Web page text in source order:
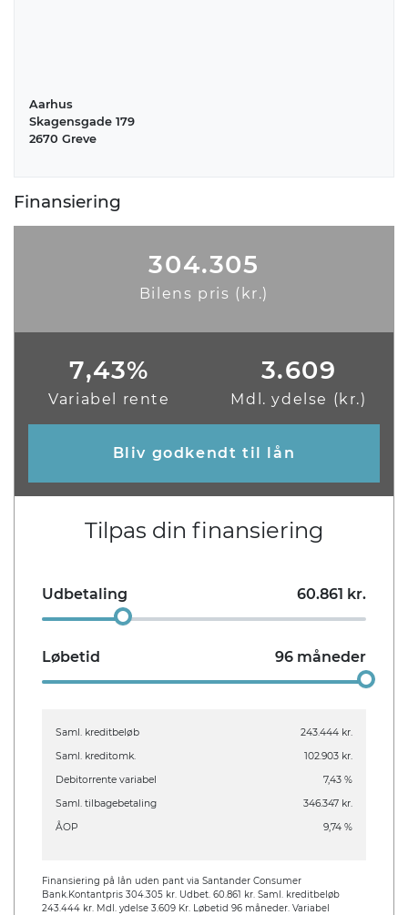
(inkl.)
06-09-2018 26-02-2026
-
Aarhus
Skagensgade 179
2670 Greve
Finansiering
304.305
Bilens pris (kr.)
7,43%
Variabel rente
3.609
Mdl. ydelse (kr.)
Bliv godkendt til lån
Tilpas din finansiering
Udbetaling 60.861 kr.
Løbetid 96 måneder
Saml. kreditbeløb
243.444 kr.
Saml. kreditomk.
102.903 kr.
Debitorrente variabel
7,43 %
Saml. tilbagebetaling
346.347 kr.
ÅOP
9,74 %
Finansiering på lån uden pant via Santander Consumer
Bank.Kontantpris 304.305 kr. Udbet. 60.861 kr. Saml. kreditbeløb
243.444 kr. Mdl. ydelse 3.609 Kr. Løbetid 96 måneder. Variabel